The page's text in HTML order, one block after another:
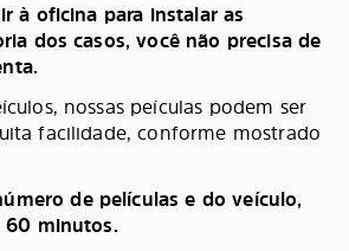
à oficina para instalar as
dos casos, você não precisa de
nossas peículas podem ser
facilidade, conforme mostrado
de películas e do veículo,
60 minutos.